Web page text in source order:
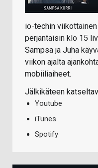
io-techin
perjantaisin klo 15
Sampsa ja Juha
viikon ajalta
mobiiliaiheet.
Jälkikäteen
Youtube
iTunes
Spotify